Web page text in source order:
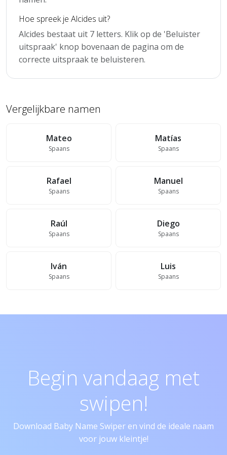
Hoe spreek je Alcides uit?
Alcides bestaat uit 7 letters. Klik op de 'Beluister
uitspraak' knop bovenaan de pagina om de
correcte uitspraak te beluisteren.
Vergelijkbare namen
Mateo
Spaans
Matías
Spaans
Rafael
Spaans
Manuel
Spaans
Raúl
Spaans
Diego
Spaans
Iván
Spaans
Luis
Spaans
Begin vandaag met
swipen!
Download Baby Name Swiper en vind de ideale naam
voor jouw kleintje!